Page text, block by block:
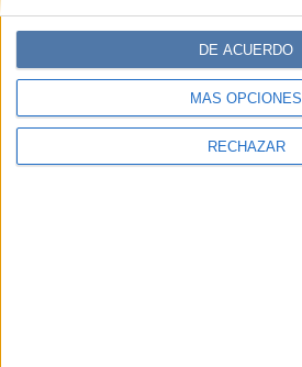
MÁS OPCIONES
RECHAZAR
DE ACUERDO